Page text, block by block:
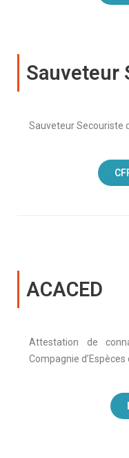
Sauveteur
Sauveteur Secouriste
ACACED
Attestation de
Compagnie